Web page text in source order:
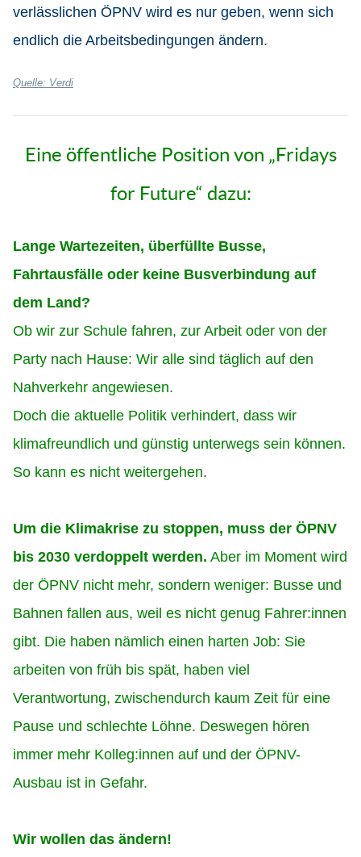
verlässlichen ÖPNV wird es nur geben, wenn sich
endlich die Arbeitsbedingungen ändern.
Quelle: Verdi
Eine öffentliche Position von „Fridays
for Future“ dazu:
Lange Wartezeiten, überfüllte Busse,
Fahrtausfälle oder keine Busverbindung auf
dem Land?
Ob wir zur Schule fahren, zur Arbeit oder von der
Party nach Hause: Wir alle sind täglich auf den
Nahverkehr angewiesen.
Doch die aktuelle Politik verhindert, dass wir
klimafreundlich und günstig unterwegs sein können.
So kann es nicht weitergehen.
Um die Klimakrise zu stoppen, muss der ÖPNV
bis 2030 verdoppelt werden. Aber im Moment wird
der ÖPNV nicht mehr, sondern weniger: Busse und
Bahnen fallen aus, weil es nicht genug Fahrer:innen
gibt. Die haben nämlich einen harten Job: Sie
arbeiten von früh bis spät, haben viel
Verantwortung, zwischendurch kaum Zeit für eine
Pause und schlechte Löhne. Deswegen hören
immer mehr Kolleg:innen auf und der ÖPNV-
Ausbau ist in Gefahr.
Wir wollen das ändern!